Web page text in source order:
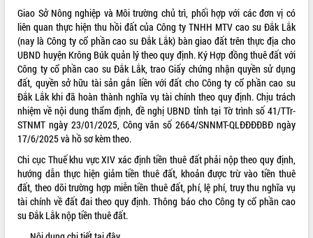
Hôm nay: 15899
Tất cả: 66101567
Giao Sở Nông nghiệp và Môi trường chủ trì, phối hợp với các đơn vị có
liên quan thực hiện thu hồi đất của Công ty TNHH MTV cao su Đắk Lắk
(nay là Công ty cổ phần cao su Đắk Lắk) bàn giao đất trên thực địa cho
UBND huyện Krông Búk quản lý theo quy định. Ký Hợp đồng thuê đất với
Công ty cổ phần cao su Đắk Lắk, trao Giấy chứng nhận quyền sử dụng
đất, quyền sở hữu tài sản gắn liền với đất cho Công ty cổ phần cao su
Đắk Lắk khi đã hoàn thành nghĩa vụ tài chính theo quy định. Chịu trách
nhiệm về nội dung thẩm định, đề nghị UBND tỉnh tại Tờ trình số 41/TTr-
STNMT ngày 23/01/2025, Công văn số 2664/SNNMT-QLĐĐĐĐBĐ ngày
17/6/2025 và hồ sơ kèm theo.
Chi cục Thuế khu vực XIV xác định tiền thuê đất phải nộp theo quy định,
hướng dẫn thực hiện giảm tiền thuê đất, khoản được trừ vào tiền thuê
đất, theo dõi trường hợp miễn tiền thuê đất, phí, lệ phí, truy thu nghĩa vụ
tài chính về đất đai theo quy định. Thông báo cho Công ty cổ phần cao
su Đắk Lắk nộp tiền thuê đất.